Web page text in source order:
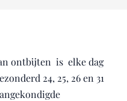
ontbijten is elke dag
24, 25, 26 en 31